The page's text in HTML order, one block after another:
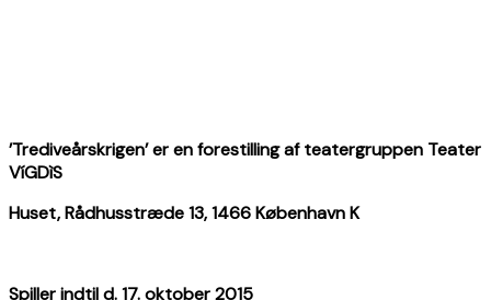
’Trediveårskrigen’ er en forestilling af teatergruppen Teater
VíGDìS
Huset, Rådhusstræde 13, 1466 København K
Spiller indtil d. 17. oktober 2015